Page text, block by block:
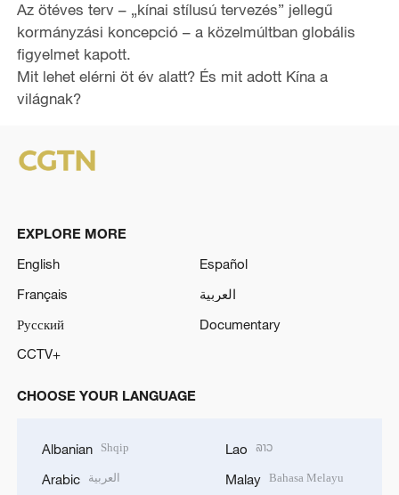
l
a
y
V
d
Az ötéves terv – „kínai stílusú tervezés” jellegű
kormányzási koncepció – a közelmúltban globális
figyelmet kapott.
Mit lehet elérni öt év alatt? És mit adott Kína a
világnak?
EXPLORE MORE
English
Español
Français
العربية
Русский
Documentary
CCTV+
CHOOSE YOUR LANGUAGE
Albanian Shqip
Arabic العربية
Lao ລາວ
Malay Bahasa Melayu